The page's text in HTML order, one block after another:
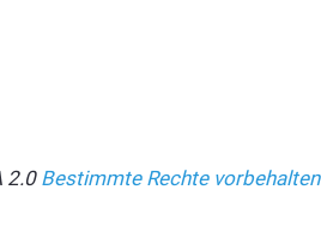
2.0 Bestimmte Rechte vorbehalten